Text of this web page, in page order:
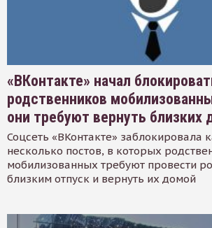
«ВКонтакте» начал
родственников
они требуют вернуть близких
Соцсеть «ВКонтакте» заблокировала
несколько постов, в которых
мобилизованных требуют провести
близким отпуск и вернуть их домой